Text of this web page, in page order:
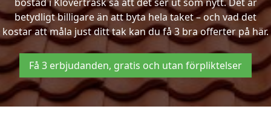
betydligt billigare än att byta hela taket – och vad det
kostar att måla just ditt tak kan du få 3 bra offerter på här.
Få 3 erbjudanden, gratis och utan förpliktelser